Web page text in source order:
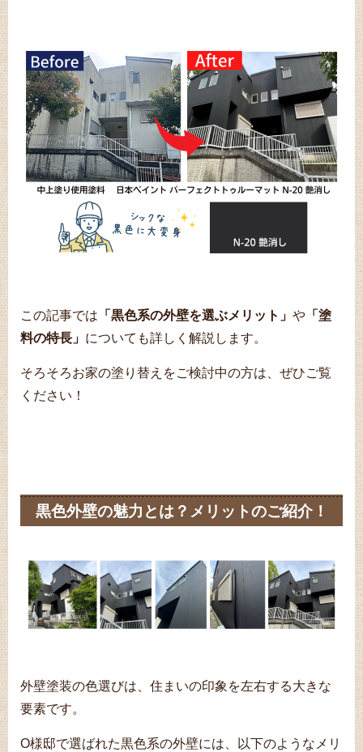
この記事では 「黒色系の外壁を選ぶメリット」 や 「塗
料の特長」 についても詳しく解説します。
そろそろお家の塗り替えをご検討中の方は、ぜひご覧
ください！
黒色外壁の魅力とは？メリットのご紹介！
外壁塗装の色選びは、住まいの印象を左右する大きな
要素です。
O様邸で選ばれた黒色系の外壁には、以下のようなメリ